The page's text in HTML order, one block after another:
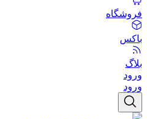
فروشگاه
باکس
بلاگ
ورود
ورود